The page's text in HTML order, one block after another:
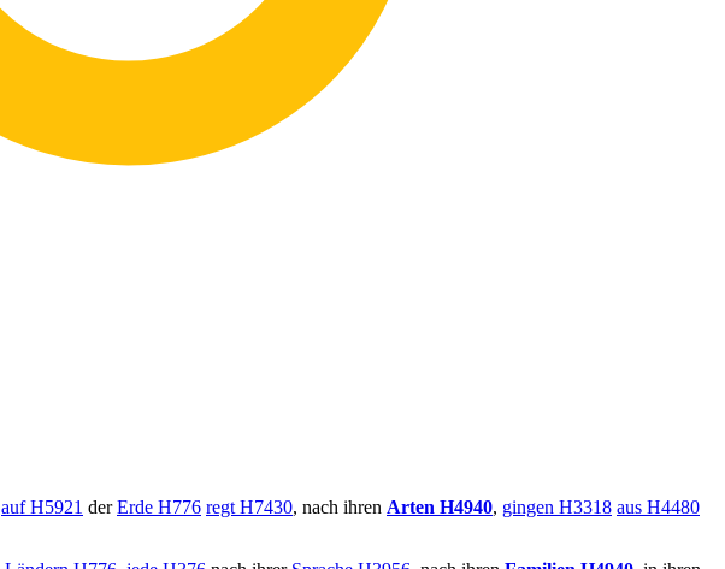
aufH5921 derErde H776 regt H7430, nach ihren Arten H4940, gingen H3318 aus H4480